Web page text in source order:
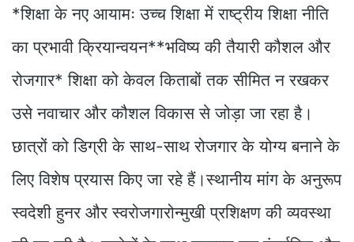
*शिक्षा के नए आयामः उच्च शिक्षा में राष्ट्रीय शिक्षा नीति
का प्रभावी क्रियान्वयन**भविष्य की तैयारी कौशल और
रोजगार* शिक्षा को केवल किताबों तक सीमित न रखकर
उसे नवाचार और कौशल विकास से जोड़ा जा रहा है।
छात्रों को डिग्री के साथ-साथ रोजगार के योग्य बनाने के
लिए विशेष प्रयास किए जा रहे हैं।स्थानीय मांग के अनुरूप
स्वदेशी हुनर और स्वरोजगारोन्मुखी प्रशिक्षण की व्यवस्था